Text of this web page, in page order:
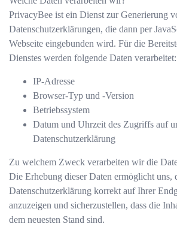
PrivacyBee ist ein Dienst zur Generierung
Datenschutzerklärungen, die dann per
Webseite eingebunden wird. Für die
Dienstes werden folgende Daten verarbeitet:
IP-Adresse
Browser-Typ und -Version
Betriebssystem
Datum und Uhrzeit des Zugriffs auf
Datenschutzerklärung
Zu welchem Zweck verarbeiten wir die
Die Erhebung dieser Daten ermöglicht uns,
Datenschutzerklärung korrekt auf Ihrer
anzuzeigen und sicherzustellen, dass die
dem neuesten Stand sind.